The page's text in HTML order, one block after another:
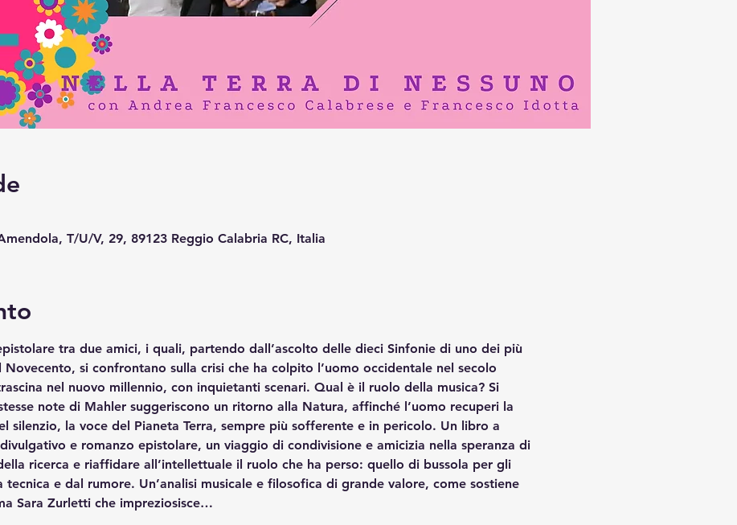
T/U/V, 29, 89123 Reggio Calabria RC, Italia
tra due amici, i quali, partendo dall’ascolto delle dieci Sinfonie di uno dei più
si confrontano sulla crisi che ha colpito l’uomo occidentale nel secolo
nel nuovo millennio, con inquietanti scenari. Qual è il ruolo della musica? Si
note di Mahler suggeriscono un ritorno alla Natura, affinché l’uomo recuperi la
silenzio, la voce del Pianeta Terra, sempre più sofferente e in pericolo. Un libro a
e romanzo epistolare, un viaggio di condivisione e amicizia nella speranza di
ricerca e riaffidare all’intellettuale il ruolo che ha perso: quello di bussola per gli
e dal rumore. Un’analisi musicale e filosofica di grande valore, come sostiene
Sara Zurletti che impreziosisce…